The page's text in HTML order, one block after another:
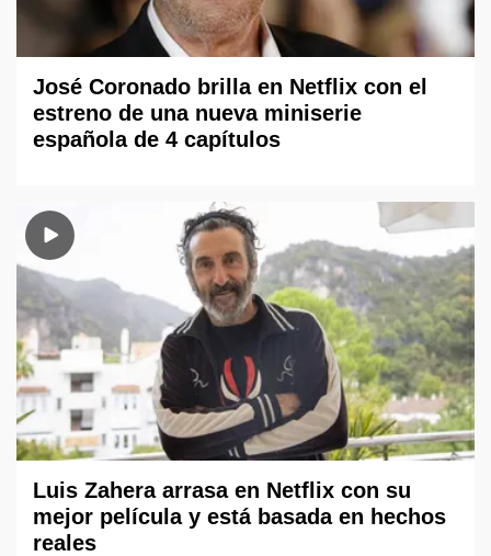
José Coronado brilla en Netflix con el
estreno de una nueva miniserie
española de 4 capítulos
Luis Zahera arrasa en Netflix con su
mejor película y está basada en hechos
reales